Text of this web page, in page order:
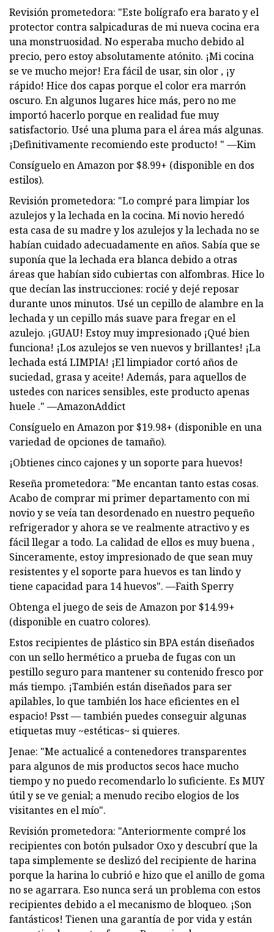
Revisión prometedora: "Este bolígrafo era barato y el
protector contra salpicaduras de mi nueva cocina era
una monstruosidad. No esperaba mucho debido al
precio, pero estoy absolutamente atónito. ¡Mi cocina
se ve mucho mejor! Era fácil de usar, sin olor , ¡y
rápido! Hice dos capas porque el color era marrón
oscuro. En algunos lugares hice más, pero no me
importó hacerlo porque en realidad fue muy
satisfactorio. Usé una pluma para el área más algunas.
¡Definitivamente recomiendo este producto! " —Kim
Consíguelo en Amazon por $8.99+ (disponible en dos
estilos).
Revisión prometedora: "Lo compré para limpiar los
azulejos y la lechada en la cocina. Mi novio heredó
esta casa de su madre y los azulejos y la lechada no se
habían cuidado adecuadamente en años. Sabía que se
suponía que la lechada era blanca debido a otras
áreas que habían sido cubiertas con alfombras. Hice lo
que decían las instrucciones: rocié y dejé reposar
durante unos minutos. Usé un cepillo de alambre en la
lechada y un cepillo más suave para fregar en el
azulejo. ¡GUAU! Estoy muy impresionado ¡Qué bien
funciona! ¡Los azulejos se ven nuevos y brillantes! ¡La
lechada está LIMPIA! ¡El limpiador cortó años de
suciedad, grasa y aceite! Además, para aquellos de
ustedes con narices sensibles, este producto apenas
huele ." —AmazonAddict
Consíguelo en Amazon por $19.98+ (disponible en una
variedad de opciones de tamaño).
¡Obtienes cinco cajones y un soporte para huevos!
Reseña prometedora: "Me encantan tanto estas cosas.
Acabo de comprar mi primer departamento con mi
novio y se veía tan desordenado en nuestro pequeño
refrigerador y ahora se ve realmente atractivo y es
fácil llegar a todo. La calidad de ellos es muy buena ,
Sinceramente, estoy impresionado de que sean muy
resistentes y el soporte para huevos es tan lindo y
tiene capacidad para 14 huevos". —Faith Sperry
Obtenga el juego de seis de Amazon por $14.99+
(disponible en cuatro colores).
Estos recipientes de plástico sin BPA están diseñados
con un sello hermético a prueba de fugas con un
pestillo seguro para mantener su contenido fresco por
más tiempo. ¡También están diseñados para ser
apilables, lo que también los hace eficientes en el
espacio! Psst — también puedes conseguir algunas
etiquetas muy ~estéticas~ si quieres.
Jenae: "Me actualicé a contenedores transparentes
para algunos de mis productos secos hace mucho
tiempo y no puedo recomendarlo lo suficiente. Es MUY
útil y se ve genial; a menudo recibo elogios de los
visitantes en el mío".
Revisión prometedora: "Anteriormente compré los
recipientes con botón pulsador Oxo y descubrí que la
tapa simplemente se deslizó del recipiente de harina
porque la harina lo cubrió e hizo que el anillo de goma
no se agarrara. Eso nunca será un problema con estos
recipientes debido a el mecanismo de bloqueo. ¡Son
fantásticos! Tienen una garantía de por vida y están